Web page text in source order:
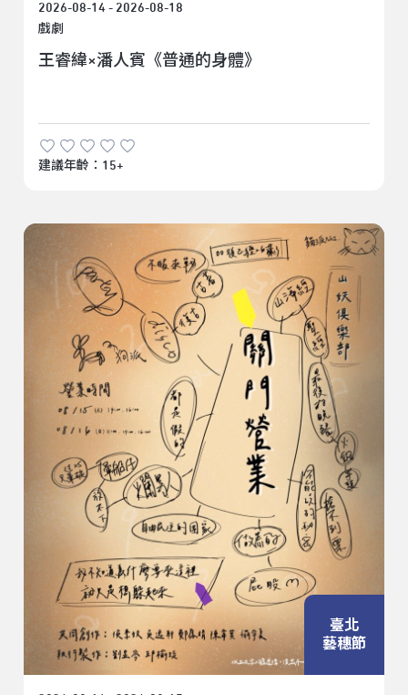
2026-08-14 - 2026-08-18
戲劇
王睿緯×潘人賓《普通的身體》
建議年齡：15+
臺北
藝穗節